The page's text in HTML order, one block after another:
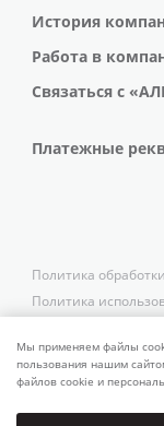
История
Работа в
Связаться с
Платежные
Политика
Политика
Мы применяем файлы
пользования нашим
файлов cookie и